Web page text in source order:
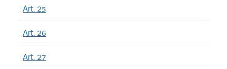
Art. 25
Art. 26
Art. 27